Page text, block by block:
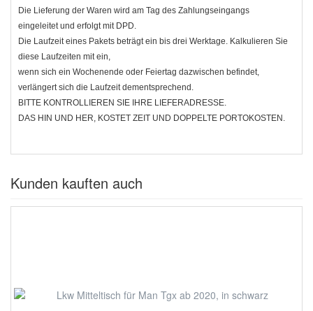
Die Lieferung der Waren wird am Tag des Zahlungseingangs
eingeleitet und erfolgt mit DPD.
Die Laufzeit eines Pakets beträgt ein bis drei Werktage. Kalkulieren Sie
diese Laufzeiten mit ein,
wenn sich ein Wochenende oder Feiertag dazwischen befindet,
verlängert sich die Laufzeit dementsprechend.
BITTE KONTROLLIEREN SIE IHRE LIEFERADRESSE.
DAS HIN UND HER, KOSTET ZEIT UND DOPPELTE PORTOKOSTEN.
Kunden kauften auch